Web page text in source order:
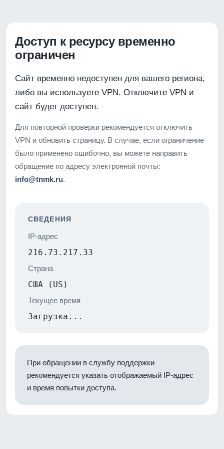
Доступ к ресурсу временно
ограничен
Сайт временно недоступен для вашего региона,
либо вы используете VPN. Отключите VPN и
сайт будет доступен.
Для повторной проверки рекомендуется отключить
VPN и обновить страницу. В случае, если ограничение
было применено ошибочно, вы можете направить
обращение по адресу электронной почты:
info@tnmk.ru.
СВЕДЕНИЯ
IP-адрес
216.73.217.33
Страна
США (US)
Текущее время
Загрузка...
При обращении в службу поддержки
рекомендуется указать отображаемый IP-адрес
и время попытки доступа.